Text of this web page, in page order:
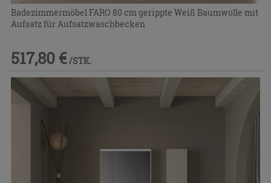
Badezimmermöbel FARO 80 cm gerippte Weiß Baumwolle mit
Aufsatz für Aufsatzwaschbecken
517,80 € /STK.